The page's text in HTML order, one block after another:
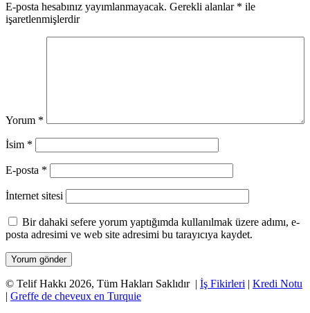
E-posta hesabınız yayımlanmayacak. Gerekli alanlar * ile
işaretlenmişlerdir
Yorum *
İsim *
E-posta *
İnternet sitesi
Bir dahaki sefere yorum yaptığımda kullanılmak üzere adımı, e-
posta adresimi ve web site adresimi bu tarayıcıya kaydet.
© Telif Hakkı 2026, Tüm Hakları Saklıdır | İş Fikirleri | Kredi Notu
| Greffe de cheveux en Turquie